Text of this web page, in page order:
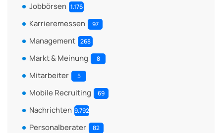
Jobbörsen 1.176
Karrieremessen 97
Management 268
Markt & Meinung 8
Mitarbeiter 5
Mobile Recruiting 69
Nachrichten 9.792
Personalberater 82